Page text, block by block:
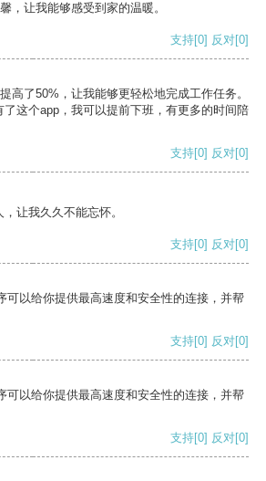
，让我能够感受到家的温暖。
支持[0] 反对[0]
高了50%，让我能够更轻松地完成工作任务。
这个app，我可以提前下班，有更多的时间陪
支持[0] 反对[0]
让我久久不能忘怀。
支持[0] 反对[0]
可以给你提供最高速度和安全性的连接，并帮
支持[0] 反对[0]
可以给你提供最高速度和安全性的连接，并帮
支持[0] 反对[0]